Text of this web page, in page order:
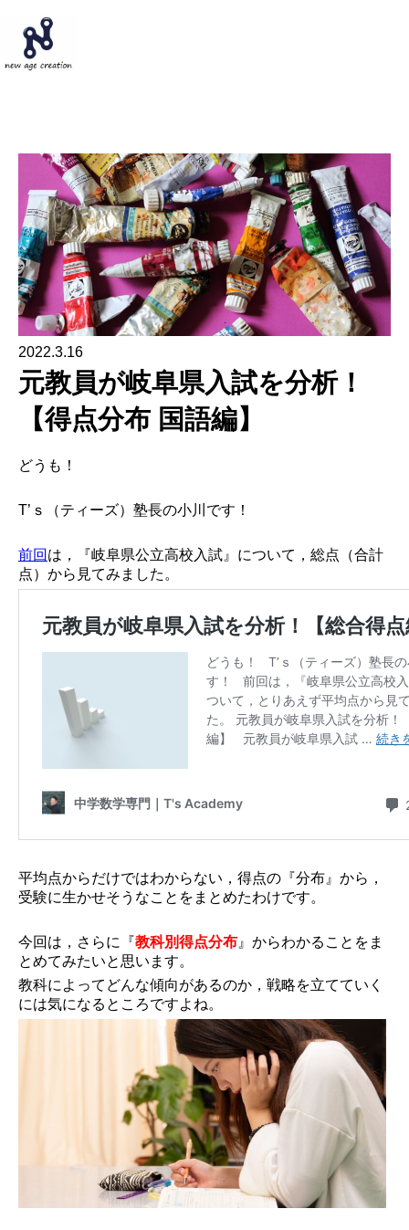
ホーム
元教員が岐阜県入試を分析！【得点分布 国語編】
2022.3.16
元教員が岐阜県入試を分析！
【得点分布 国語編】
どうも！
T’ｓ（ティーズ）塾長の小川です！
前回 は，『岐阜県公立高校入試』について，総点（合計
点）から見てみました。
平均点からだけではわからない，得点の『分布』から，
受験に生かせそうなことをまとめたわけです。
今回は，さらに『教科別得点分布 』からわかることをま
とめてみたいと思います。
教科によってどんな傾向があるのか，戦略を立てていく
には気になるところですよね。